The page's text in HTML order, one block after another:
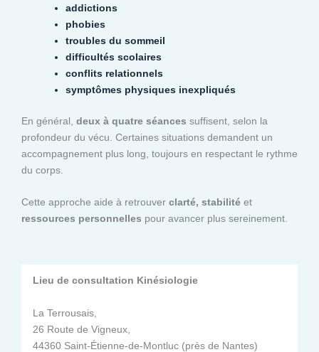
addictions
phobies
troubles du sommeil
difficultés scolaires
conflits relationnels
symptômes physiques inexpliqués
En général, deux à quatre séances suffisent, selon la
profondeur du vécu. Certaines situations demandent un
accompagnement plus long, toujours en respectant le rythme
du corps.
Cette approche aide à retrouver clarté, stabilité et
ressources personnelles pour avancer plus sereinement.
Lieu de consultation Kinésiologie
La Terrousais,
26 Route de Vigneux,
44360 Saint-Étienne-de-Montluc (près de Nantes)